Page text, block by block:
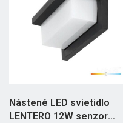
Nástené LED svietidlo
LENTERO 12W senzor